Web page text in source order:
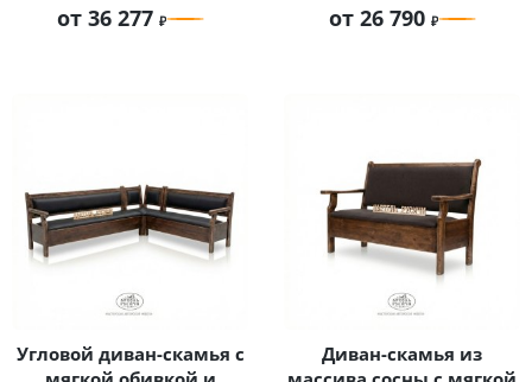
от 36 277 от 26 790
Угловой диван-скамья с
Диван-скамья из